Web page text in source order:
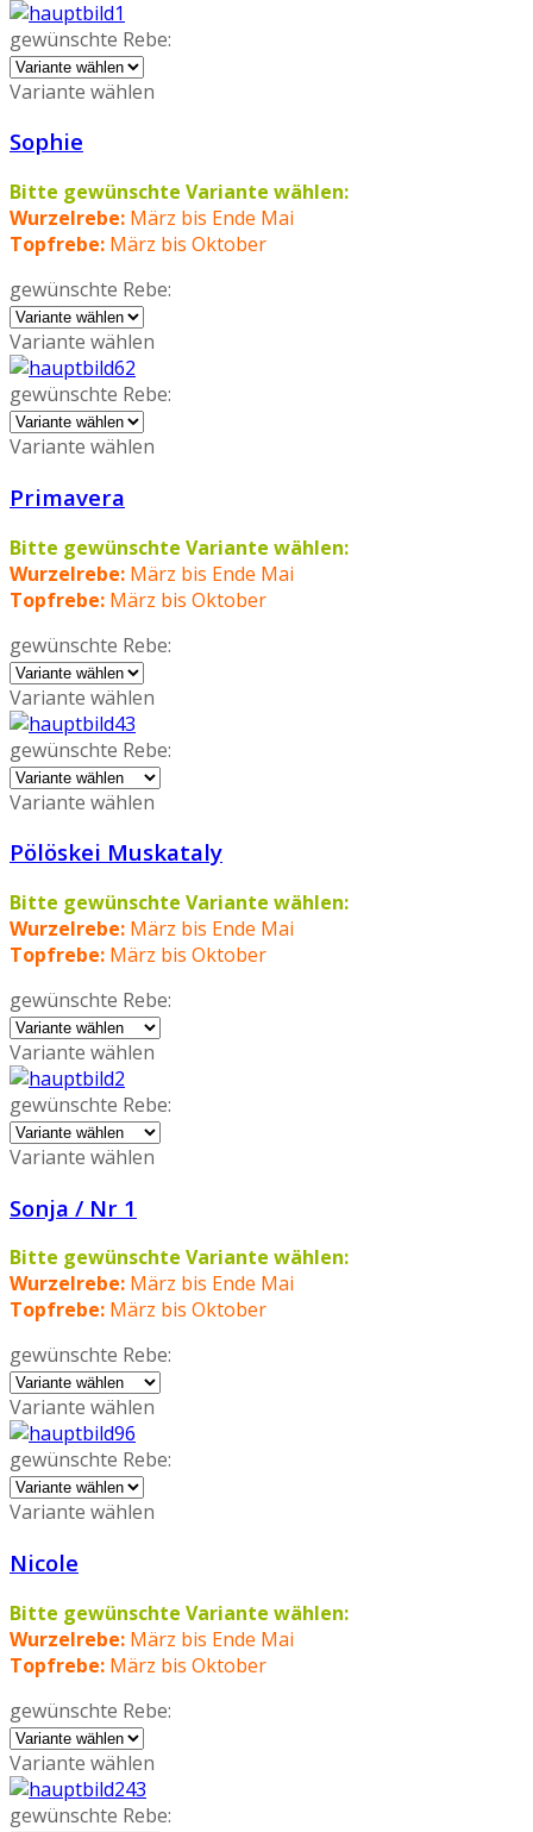
gewünschte Rebe:
Variante wählen
Sophie
Bitte gewünschte Variante wählen:
Wurzelrebe: März bis Ende Mai
Topfrebe: März bis Oktober
gewünschte Rebe:
Variante wählen
gewünschte Rebe:
Variante wählen
Primavera
Bitte gewünschte Variante wählen:
Wurzelrebe: März bis Ende Mai
Topfrebe: März bis Oktober
gewünschte Rebe:
Variante wählen
gewünschte Rebe:
Variante wählen
Pölöskei Muskataly
Bitte gewünschte Variante wählen:
Wurzelrebe: März bis Ende Mai
Topfrebe: März bis Oktober
gewünschte Rebe:
Variante wählen
gewünschte Rebe:
Variante wählen
Sonja / Nr 1
Bitte gewünschte Variante wählen:
Wurzelrebe: März bis Ende Mai
Topfrebe: März bis Oktober
gewünschte Rebe:
Variante wählen
gewünschte Rebe:
Variante wählen
Nicole
Bitte gewünschte Variante wählen:
Wurzelrebe: März bis Ende Mai
Topfrebe: März bis Oktober
gewünschte Rebe:
Variante wählen
gewünschte Rebe: